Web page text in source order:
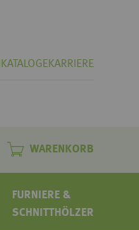
KATALOGEKARRIERE
WARENKORB
FURNIERE &
SCHNITTHÖLZER